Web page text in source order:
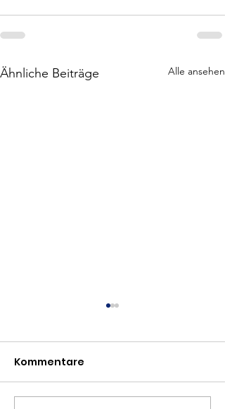
Ähnliche Beiträge Alle ansehen
Kommentare